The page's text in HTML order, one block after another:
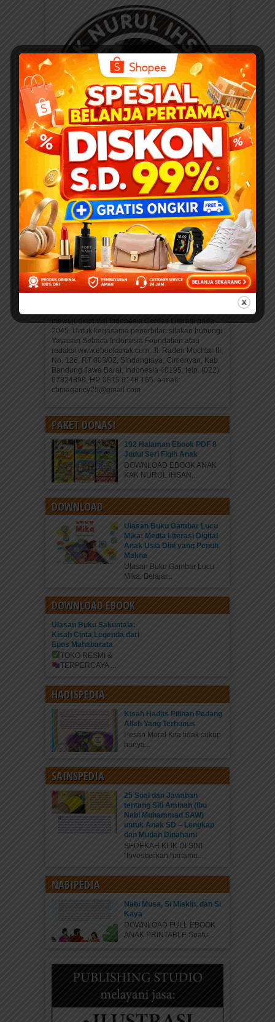
Kak Nurul Ihsan adalah founder, pemilik, admin,
dan kreator ebookanak.com dan elibrary.id yang
sudah berkarya sejak puluhan tahun silam dengan
lebih dari 500 buku anak & pendidikan dengan
berperan sebagai konseptor, penulis, ilustrator,
komikus, dan desainer buku anak yang terus tetap
konsisten dan produktif berkarya sejak 1999
hingga sekarang bersama tim kreatif di CBM Studio
Bandung. Saat ini Kak Nurul Ihsan juga aktif
menjadi inisiator Program Sosial Literasi Gerakan
Indonesia Berbudi: Berbagi Buku Anak Digital Free
Online di www.ebookanak.com. Sebuah gerakan
2045. Untuk kerjasama penerbitan silakan hubungi
Yayasan Sebaca Indonesia Foundation atau
redaksi www.ebookanak.com: Jl. Raden Mochtar III,
No. 126, RT 003/02, Sindanglaya, Cimenyan, Kab.
Bandung Jawa Barat, Indonesia 40195, telp. (022)
87824898, HP. 0815 6148 165. e-mail:
cbmagency25@gmail.com
PAKET DONASI
192 Halaman Ebook PDF 8
Judul Seri Fiqih Anak
DOWNLOAD EBOOK ANAK
KAK NURUL IHSAN...
DOWNLOAD
Ulasan Buku Gambar Lucu
Mika: Media Literasi Digital
Anak Usia Dini yang Penuh
Makna
Ulasan Buku Gambar Lucu
Mika: Belajar...
DOWNLOAD EBOOK
Ulasan Buku Sakuntala:
Kisah Cinta Legenda dari
Epos Mahabarata
TOKO RESMI &
TERPERCAYA ...
HADISPEDIA
Kisah Hadits Pilihan Pedang
Allah Yang Terhunus
Pesan Moral Kita tidak cukup
hanya...
SAINSPEDIA
25 Soal dan Jawaban
tentang Siti Aminah (Ibu
Nabi Muhammad SAW)
untuk Anak SD – Lengkap
dan Mudah Dipahami
SEDEKAH KLIK DI SINI
“Investasikan hartamu...
NABIPEDIA
Nabi Musa, Si Miskin, dan Si
Kaya
DOWNLOAD FULL EBOOK
ANAK PRINTABLE Suatu...